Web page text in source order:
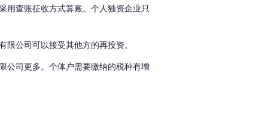
用查账征收方式算账。 个人独资企业只
限公司可以接受其他方的再投资。
公司更多。 个体户需要缴纳的税种有增